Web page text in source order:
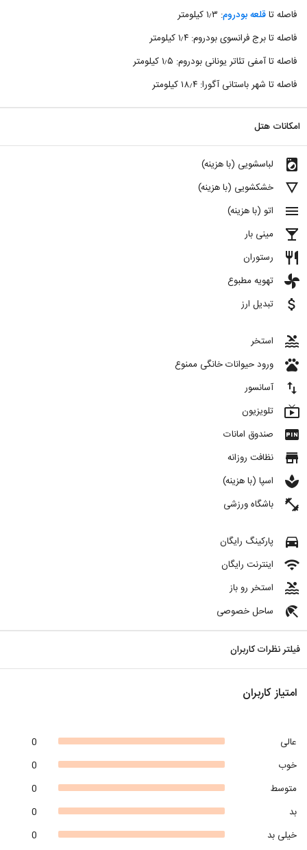
فاصله تاقلعه بودروم: ۱٫۳ کیلومتر
فاصله تا برج فرانسوی بودروم: ۱٫۴ کیلومتر
فاصله تا آمفی تئاتر یونانی بودروم: ۱٫۵ کیلومتر
فاصله تا شهر باستانی آگورا: ۱۸٫۴ کیلومتر
امکانات هتل
local_laundry_service لباسشویی (با هزینه)
details خشکشویی (با هزینه)
menu اتو (با هزینه)
local_bar مینی بار
restaurant رستوران
toys تهویه مطبوع
attach_money تبدیل ارز
pool استخر
pets ورود حیوانات خانگی ممنوع
import_export آسانسور
live_tv تلویزیون
fiber_pin صندوق امانات
store نظافت روزانه
spa اسپا (با هزینه)
fitness_center باشگاه ورزشی
directions_car پارکینگ رایگان
wifi اینترنت رایگان
pool استخر رو باز
beach_access ساحل خصوصی
فیلتر نظرات کاربران
امتیاز کاربران
0
عالی
0
خوب
0
متوسط
0
بد
0
خیلی بد